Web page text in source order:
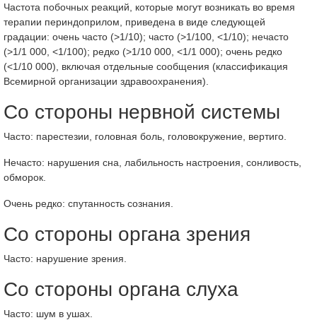
Частота побочных реакций, которые могут возникать во время
терапии периндоприлом, приведена в виде следующей
градации: очень часто (>1/10); часто (>1/100, <1/10); нечасто
(>1/1 000, <1/100); редко (>1/10 000, <1/1 000); очень редко
(<1/10 000), включая отдельные сообщения (классификация
Всемирной организации здравоохранения).
Со стороны нервной системы
Часто: парестезии, головная боль, головокружение, вертиго.
Нечасто: нарушения сна, лабильность настроения, сонливость,
обморок.
Очень редко: спутанность сознания.
Со стороны органа зрения
Часто: нарушение зрения.
Со стороны органа слуха
Часто: шум в ушах.